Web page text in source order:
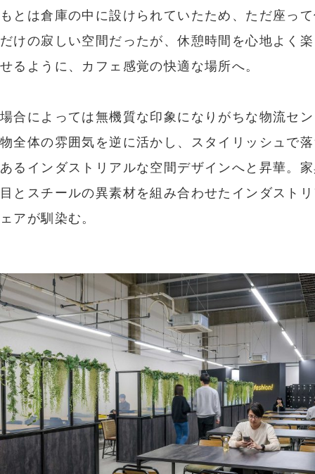
もとは倉庫の中に設けられていたため、ただ座っ
だけの寂しい空間だったが、休憩時間を心地よく
せるように、カフェ感覚の快適な場所へ。
場合によっては無機質な印象になりがちな物流セ
物全体の雰囲気を逆に活かし、スタイリッシュで
あるインダストリアルな空間デザインへと昇華。
目とスチールの異素材を組み合わせたインダスト
ェアが馴染む。